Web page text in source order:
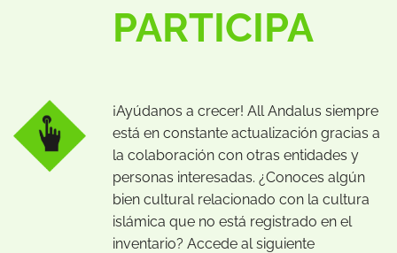
PARTICIPA
¡Ayúdanos a crecer! All Andalus siempre
está en constante actualización gracias a
la colaboración con otras entidades y
personas interesadas. ¿Conoces algún
bien cultural relacionado con la cultura
islámica que no está registrado en el
inventario? Accede al siguiente